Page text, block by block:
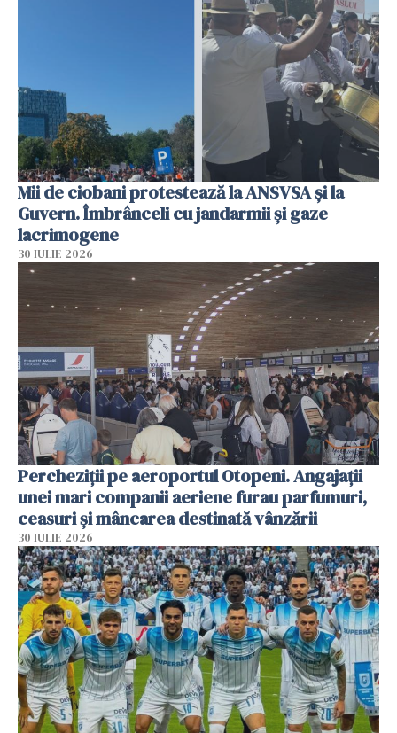
Mii de ciobani protestează la ANSVSA și la
Guvern. Îmbrânceli cu jandarmii și gaze
lacrimogene
30 IULIE 2026
Percheziții pe aeroportul Otopeni. Angajații
unei mari companii aeriene furau parfumuri,
ceasuri și mâncarea destinată vânzării
30 IULIE 2026